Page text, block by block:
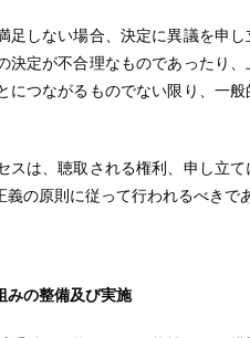
しない場合、決定に異議を申し
決定が不合理なものであったり
につながるものでない限り、一
は、聴取される権利、申し立
の原則に従って行われるべきで
みの整備及び実施